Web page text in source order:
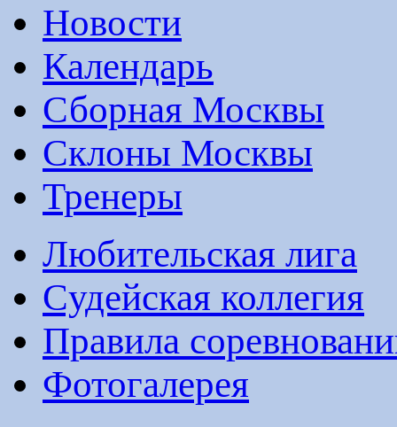
Новости
Календарь
Сборная Москвы
Склоны Москвы
Тренеры
Любительская лига
Cудейская коллегия
Правила
Фотогалерея